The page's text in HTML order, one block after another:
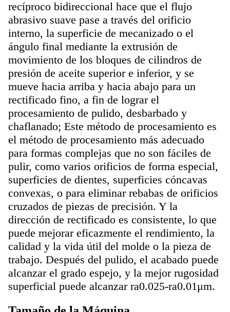
recíproco bidireccional hace que el flujo
abrasivo suave pase a través del orificio
interno, la superficie de mecanizado o el
ángulo final mediante la extrusión de
movimiento de los bloques de cilindros de
presión de aceite superior e inferior, y se
mueve hacia arriba y hacia abajo para un
rectificado fino, a fin de lograr el
procesamiento de pulido, desbarbado y
chaflanado; Este método de procesamiento es
el método de procesamiento más adecuado
para formas complejas que no son fáciles de
pulir, como varios orificios de forma especial,
superficies de dientes, superficies cóncavas
convexas, o para eliminar rebabas de orificios
cruzados de piezas de precisión. Y la
dirección de rectificado es consistente, lo que
puede mejorar eficazmente el rendimiento, la
calidad y la vida útil del molde o la pieza de
trabajo. Después del pulido, el acabado puede
alcanzar el grado espejo, y la mejor rugosidad
superficial puede alcanzar ra0.025-ra0.01μm.